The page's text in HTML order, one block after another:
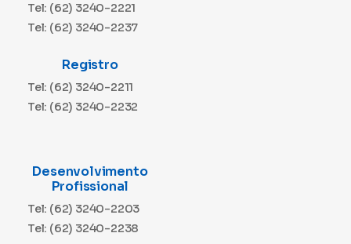
Tel: (62) 3240-2221
Tel: (62) 3240-2237
Registro
Tel: (62) 3240-2211
Tel: (62) 3240-2232
Desenvolvimento
Profissional
Tel: (62) 3240-2203
Tel: (62) 3240-2238